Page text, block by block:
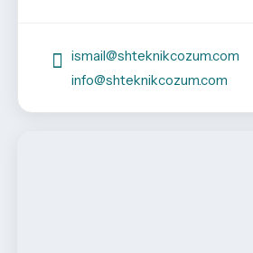
ismail@shteknikcozum.com
info@shteknikcozum.com